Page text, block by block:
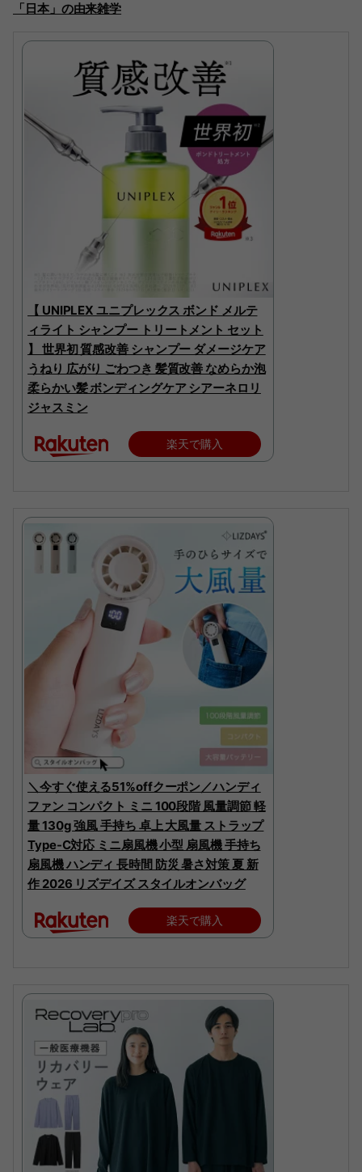
「日本」の由来雑学
【 UNIPLEX ユニプレックス ボンド メルテ
ィライト シャンプー トリートメント セット
】 世界初 質感改善 シャンプー ダメージケア
うねり 広がり ごわつき 髪質改善 なめらか泡
柔らかい髪 ボンディングケア シアーネロリ
ジャスミン
楽天で購入
＼今すぐ使える51%offクーポン／ハンディ
ファン コンパクト ミニ 100段階 風量調節 軽
量 130g 強風 手持ち 卓上 大風量 ストラップ
Type-C対応 ミニ扇風機 小型 扇風機 手持ち
扇風機 ハンディ 長時間 防災 暑さ対策 夏 新
作 2026 リズデイズ スタイルオンバッグ
楽天で購入